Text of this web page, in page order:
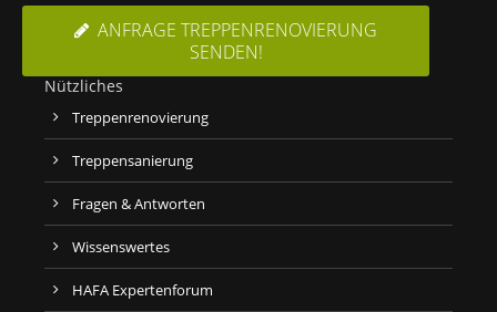
ANFRAGE TREPPENRENOVIERUNG
SENDEN!
Nützliches
Treppenrenovierung
Treppensanierung
Fragen & Antworten
Wissenswertes
HAFA Expertenforum